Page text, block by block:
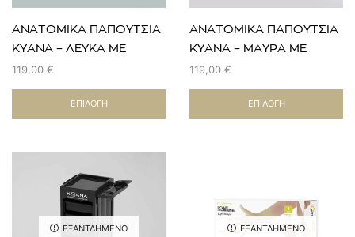
ΑΝΑΤΟΜΙΚΑ ΠΑΠΟΥΤΣΙΑ
KYANA – ΛΕΥΚΑ ΜΕ
ΜΑΥΡΗ ΛΕΠΤΟΜΕΡΕΙΑ
119,00 €
ΕΠΙΛΟΓΉ
ΑΝΑΤΟΜΙΚΑ ΠΑΠΟΥΤΣΙΑ
KYANA – ΜΑΥΡΑ ΜΕ
ΛΕΥΚΗ ΛΕΠΤΟΜΕΡΕΙΑ
119,00 €
ΕΠΙΛΟΓΉ
ΕΞΑΝΤΛΗΜΈΝΟ ΕΞΑΝΤΛΗΜΈΝΟ